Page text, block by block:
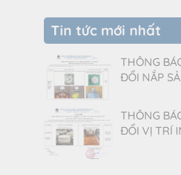
Tin tức mới nhất
THÔNG
ĐỔI NẮP
250ML
THÔNG
ĐỔI VỊ TRÍ